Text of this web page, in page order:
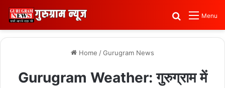
Menu
Search for
Home /Gurugram News
Gurugram Weather: गुरुग्राम में